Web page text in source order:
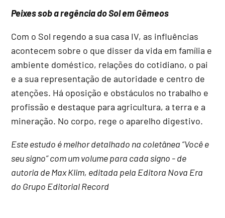
Peixes sob a regência do Sol em Gêmeos
Com o Sol regendo a sua casa IV, as influências
acontecem sobre o que disser da vida em família e
ambiente doméstico, relações do cotidiano, o pai
e a sua representação de autoridade e centro de
atenções. Há oposição e obstáculos no trabalho e
profissão e destaque para agricultura, a terra e a
mineração. No corpo, rege o aparelho digestivo.
Este estudo é melhor detalhado na coletânea “Você e
seu signo” com um volume para cada signo - de
autoria de Max Klim, editada pela Editora Nova Era
do Grupo Editorial Record